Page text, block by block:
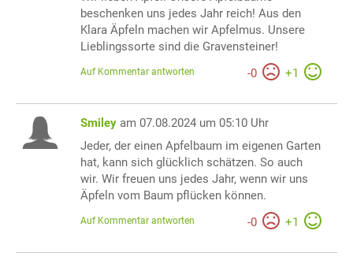
beschenken uns jedes Jahr reich! Aus den
Klara Äpfeln machen wir Apfelmus. Unsere
Lieblingssorte sind die Gravensteiner!
-0 +1
Auf Kommentar antworten
Smiley am 07.08.2024 um 05:10 Uhr
Jeder, der einen Apfelbaum im eigenen Garten
hat, kann sich glücklich schätzen. So auch
wir. Wir freuen uns jedes Jahr, wenn wir uns
Äpfeln vom Baum pflücken können.
-0 +1
Auf Kommentar antworten